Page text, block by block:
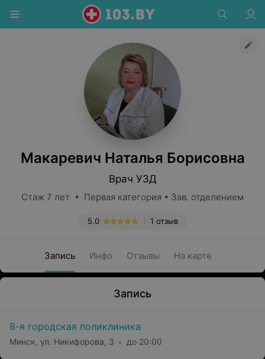
Макаревич Наталья Борисовна
Врач УЗД
Стаж 7 лет • Первая категория • Зав. отделением
1 отзыв
5.0
Запись Инфо Отзывы На карте
Запись
8-я городская поликлиника
Минск, ул. Никифорова, 3 до 20:00